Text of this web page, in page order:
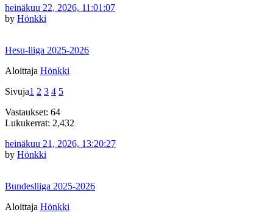
heinäkuu 22, 2026, 11:01:07
by Hönkki
Hesu-liiga 2025-2026
Aloittaja Hönkki
Sivuja1 2 3 4 5
Vastaukset: 64
Lukukerrat: 2,432
heinäkuu 21, 2026, 13:20:27
by Hönkki
Bundesliiga 2025-2026
Aloittaja Hönkki